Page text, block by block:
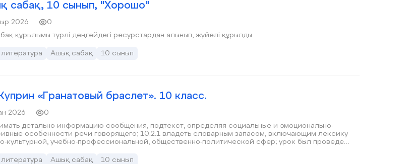
сабақ, 10 сынып, "Хорошо"
2026
0
құрылымы түрлі деңгейдегі ресурстардан алынып, жүйелі құрылды
Ашық сабақ 10 сынып
«Гранатовый браслет». 10 класс.
2026
0
детально информацию сообщения, подтекст, определяя социальные и эмоционально-
особенности речи говорящего; 10.2.1 владеть словарным запасом, включающим лексику
культурной, учебно-профессиональной, общественно-политической сфер; урок был проведен
Ашық сабақ 10 сынып